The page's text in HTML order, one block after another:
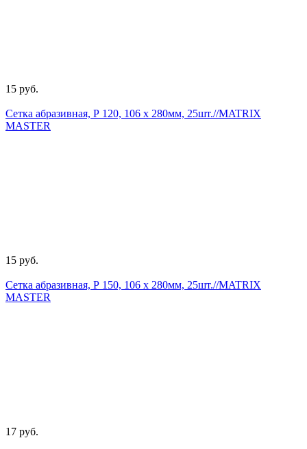
15 руб.
Сетка абразивная, Р 120, 106 х 280мм, 25шт.//MATRIX
MASTER
15 руб.
Сетка абразивная, Р 150, 106 х 280мм, 25шт.//MATRIX
MASTER
17 руб.